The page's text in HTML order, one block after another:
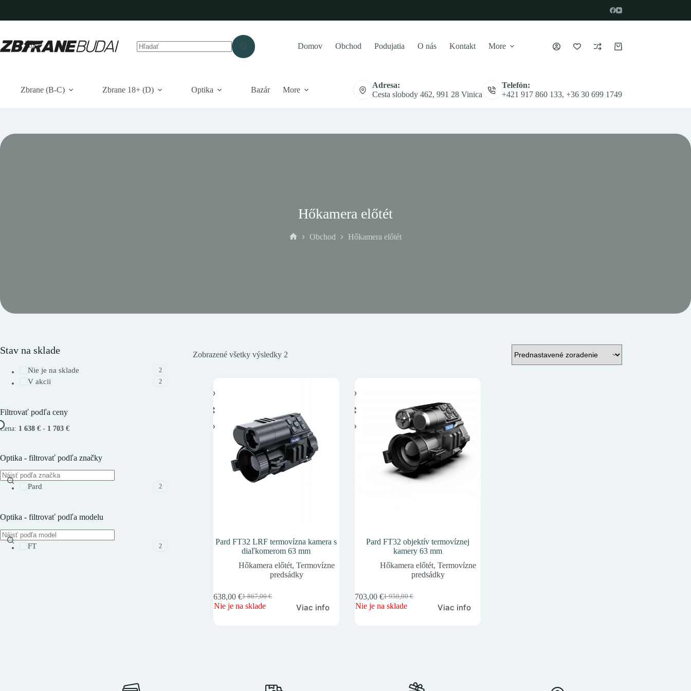
obsah
Domov Obchod Podujatia O nás Kontakt More
Nákupný
Zbrane (B-C) Zbrane 18+ (D) Optika Bazár More
Adresa:
Cesta slobody 462, 991 28 Vinica
Telefón:
+421 917 860 133, +36 30 699 1749
Hőkamera előtét
Obchod Hőkamera előtét
Zobrazené všetky výsledky 2
Pard FT32 LRF termovízna kamera s
diaľkomerom 63 mm
Hőkamera előtét, Termovízne
predsádky
1 867,00€
Pôvodná
cena
1 638,00€
Aktuálna
cena
Nie je na sklade Viac info
Pard FT32 objektív termovíznej
kamery 63 mm
Hőkamera előtét, Termovízne
predsádky
1 950,00€
Pôvodná
cena
1 703,00€
Aktuálna
cena
Nie je na sklade Viac info
Stav na sklade
Nie je na sklade 2
V akcii 2
Filtrovať podľa ceny
Cena: 1 638 € - 1 703 €
Optika - filtrovať podľa značky
Pard 2
Optika - filtrovať podľa modelu
FT 2